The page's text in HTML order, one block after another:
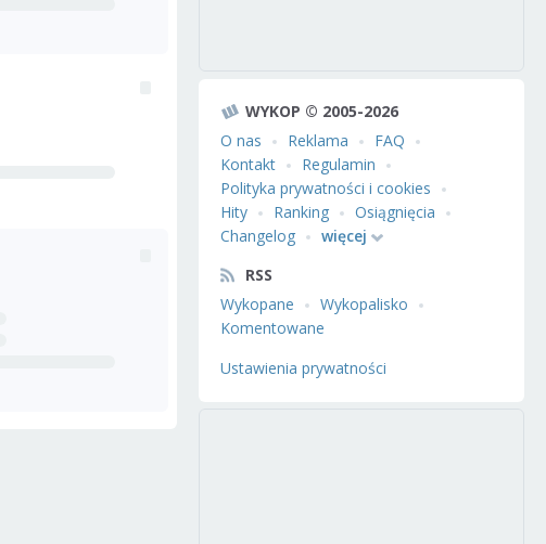
WYKOP © 2005-2026
O nas
Reklama
FAQ
Kontakt
Regulamin
Polityka prywatności i cookies
Hity
Ranking
Osiągnięcia
Changelog
więcej
RSS
Wykopane
Wykopalisko
Komentowane
Ustawienia prywatności